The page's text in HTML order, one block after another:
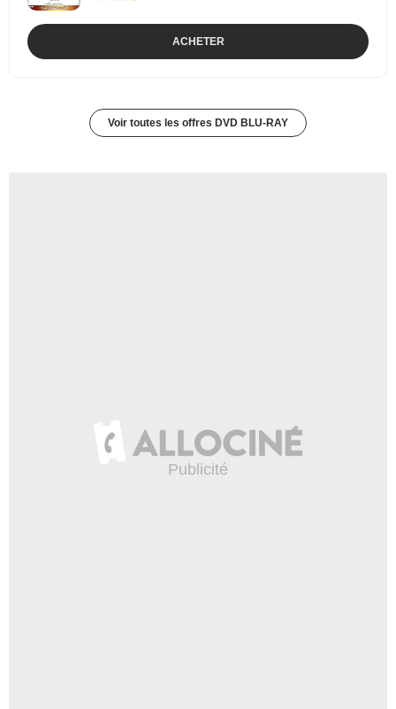
ACHETER
Voir toutes les offres DVD BLU-RAY